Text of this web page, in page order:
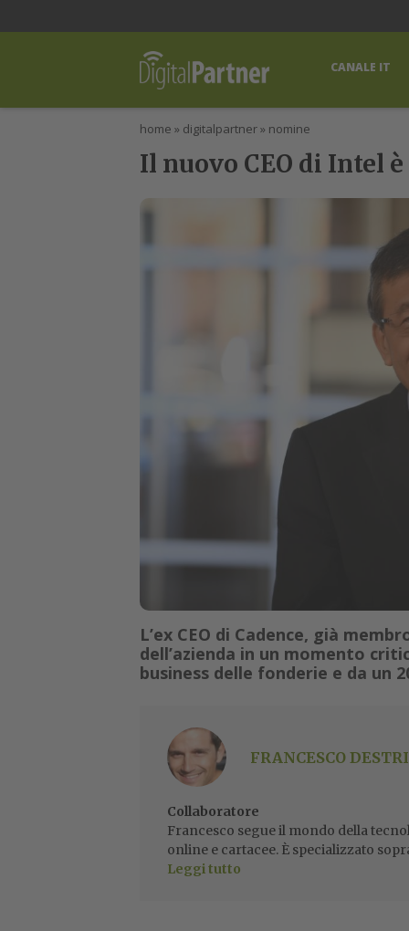
CANALE IT
home » digitalpartner» nomine
Il nuovo CEO di Intel
L’ex CEO di Cadence, già
dell’azienda in un momento
business delle fonderie e da un
FRANCESCO DESTRI
Collaboratore
Francesco segue il mondo della
online e cartacee. È specializzato
Leggi tutto